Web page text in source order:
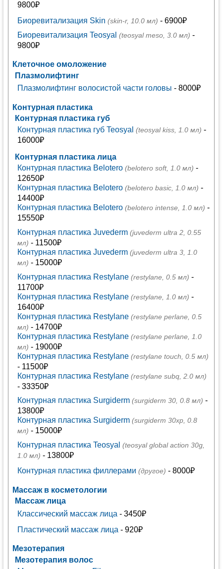
9800₽
Биоревитализация Skin (skin-r, 10.0 мл) - 6900₽
Биоревитализация Teosyal (teosyal meso, 3.0 мл) -
9800₽
Клеточное омоложение
Плазмолифтинг
Плазмолифтинг волосистой части головы - 8000₽
Контурная пластика
Контурная пластика губ
Контурная пластика губ Teosyal (teosyal kiss, 1.0 мл) -
16000₽
Контурная пластика лица
Контурная пластика Belotero (belotero soft, 1.0 мл) -
12650₽
Контурная пластика Belotero (belotero basic, 1.0 мл) -
14400₽
Контурная пластика Belotero (belotero intense, 1.0 мл) -
15550₽
Контурная пластика Juvederm (juvederm ultra 2, 0.55
мл) - 11500₽
Контурная пластика Juvederm (juvederm ultra 3, 1.0
мл) - 15000₽
Контурная пластика Restylane (restylane, 0.5 мл) -
11700₽
Контурная пластика Restylane (restylane, 1.0 мл) -
16400₽
Контурная пластика Restylane (restylane perlane, 0.5
мл) - 14700₽
Контурная пластика Restylane (restylane perlane, 1.0
мл) - 19000₽
Контурная пластика Restylane (restylane touch, 0.5 мл)
- 11500₽
Контурная пластика Restylane (restylane subq, 2.0 мл)
- 33350₽
Контурная пластика Surgiderm (surgiderm 30, 0.8 мл) -
13800₽
Контурная пластика Surgiderm (surgiderm 30xp, 0.8
мл) - 15000₽
Контурная пластика Teosyal (teosyal global action 30g,
1.0 мл) - 13800₽
Контурная пластика филлерами (другое) - 8000₽
Массаж в косметологии
Массаж лица
Классический массаж лица - 3450₽
Пластический массаж лица - 920₽
Мезотерапия
Мезотерапия волос